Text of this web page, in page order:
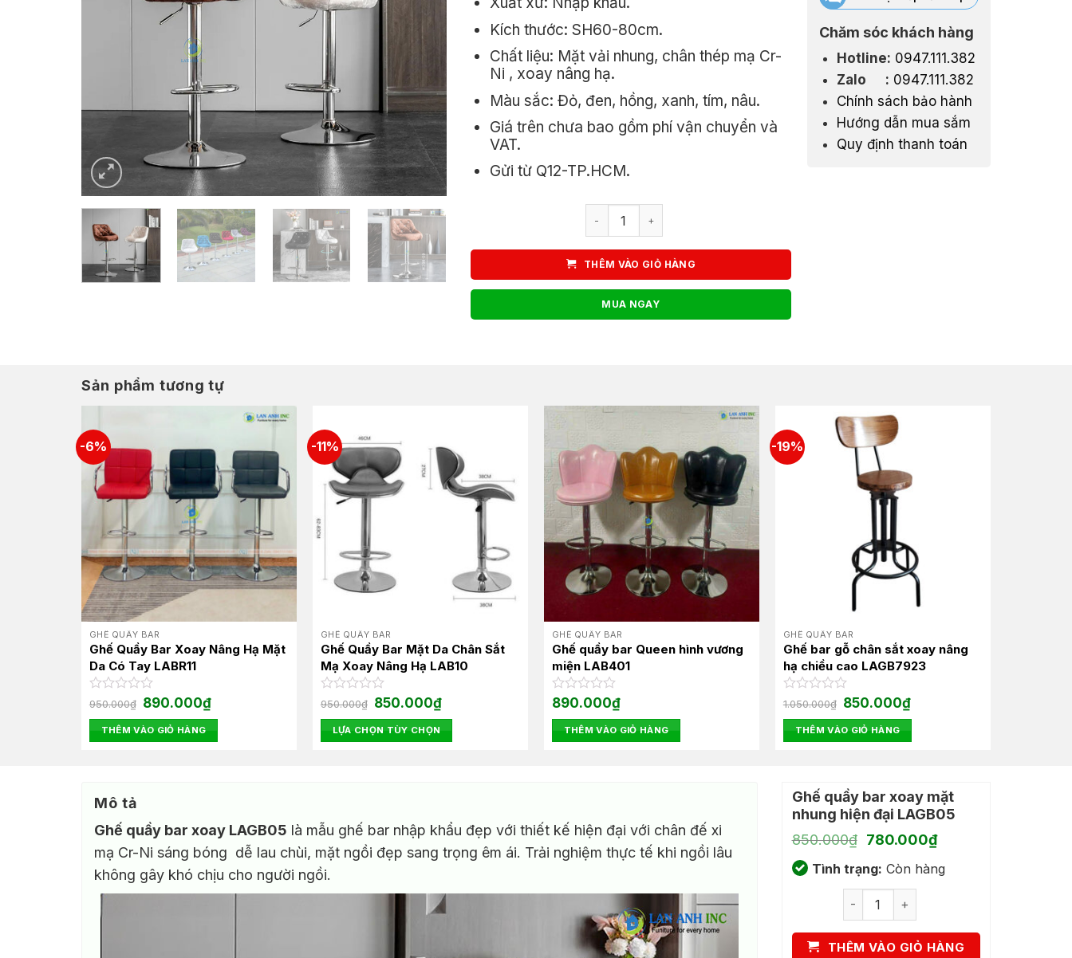
780.000₫.
Kích thước: SH60-80cm.
Chất liệu: Mặt vải nhung, chân thép mạ Cr-
Ni , xoay nâng hạ.
Màu sắc: Đỏ, đen, hồng, xanh, tím, nâu.
Giá trên chưa bao gồm phí vận chuyển và
VAT.
Gửi từ Q12-TP.HCM.
THÊM VÀO GIỎ HÀNG
MUA NGAY
Chăm sóc khách hàng
Hotline: 0947.111.382
Zalo : 0947.111.382
Chính sách bảo hành
Hướng dẫn mua sắm
Quy định thanh toán
Sản phẩm tương tự
-6%
GHẾ QUẦY BAR
Ghế Quầy Bar Xoay Nâng Hạ Mặt
Da Có Tay LABR11
Được
hạng
0
950.000₫ Giá
gốc
là:
950.000₫.
890.000₫Giá
hiện
tại
là:
890.000₫.
THÊM VÀO GIỎ HÀNG
-11%
GHẾ QUẦY BAR
Ghế Quầy Bar Mặt Da Chân Sắt
Mạ Xoay Nâng Hạ LAB10
Được
hạng
0
950.000₫ Giá
gốc
là:
950.000₫.
850.000₫Giá
hiện
tại
là:
850.000₫.
LỰA CHỌN TÙY CHỌN
nhiều
biến
thể.
Các
tùy
GHẾ QUẦY BAR
Ghế quầy bar Queen hình vương
miện LAB401
Được
hạng
0
890.000₫
THÊM VÀO GIỎ HÀNG
-19%
GHẾ QUẦY BAR
Ghế bar gỗ chân sắt xoay nâng
hạ chiều cao LAGB7923
Được
hạng
0
1.050.000₫ Giá
gốc
là:
1.050.000₫.
850.000₫Giá
hiện
tại
là:
850.000₫.
THÊM VÀO GIỎ HÀNG
Mô tả
Ghế quầy bar xoay LAGB05 là mẫu ghế bar nhập khẩu đẹp với thiết kế hiện đại với chân đế xi
mạ Cr-Ni sáng bóng dễ lau chùi, mặt ngồi đẹp sang trọng êm ái. Trải nghiệm thực tế khi ngồi lâu
không gây khó chịu cho người ngồi.
Ghế quầy bar xoay mặt
nhung hiện đại LAGB05
850.000₫ Giá
là:
850.000₫.
780.000₫Giá
hiện
tại
Tình trạng: Còn hàng
Ghế quầy bar xoay mặt nhung hiện đại
THÊM VÀO GIỎ HÀNG